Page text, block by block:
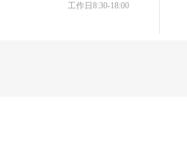
工作日8:30-18:00